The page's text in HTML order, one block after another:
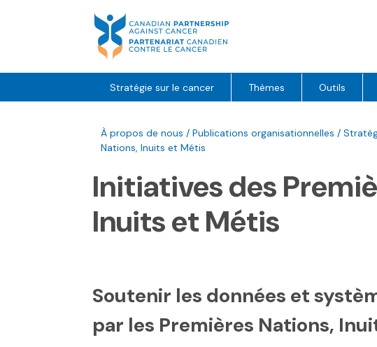
Stratégie sur le cancer Thèmes Outils
À propos de nous / Publications organisationnelles /
Nations, Inuits et Métis
Initiatives des
Inuits et Métis
Soutenir les données et
par les Premières Nations,